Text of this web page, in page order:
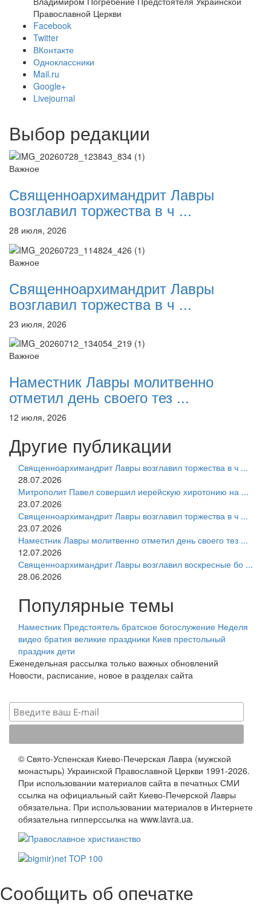
Православной Церкви
Facebook
Twitter
ВКонтакте
Одноклассники
Mail.ru
Google+
Livejournal
Выбор редакции
Важное
Священноархимандрит Лавры
возглавил торжества в ч ...
28 июля, 2026
Важное
Священноархимандрит Лавры
возглавил торжества в ч ...
23 июля, 2026
Важное
Наместник Лавры молитвенно
отметил день своего тез ...
12 июля, 2026
Другие публикации
Священноархимандрит Лавры возглавил торжества в ч ...
28.07.2026
Митрополит Павел совершил иерейскую хиротонию на ...
23.07.2026
Священноархимандрит Лавры возглавил торжества в ч ...
23.07.2026
Наместник Лавры молитвенно отметил день своего тез ...
12.07.2026
Священноархимандрит Лавры возглавил воскресные бо ...
28.06.2026
Популярные темы
Наместник Предстоятель братское богослужение Неделя
видео братия великие праздники Киев престольный
праздник дети
Еженедельная рассылка только важных обновлений
Новости, расписание, новое в разделах сайта
© Свято-Успенская Киево-Печерская Лавра (мужской
монастырь) Украинской Православной Церкви 1991-2026.
При использовании материалов сайта в печатных СМИ
ссылка на официальный сайт Киево-Печерской Лавры
обязательна. При использовании материалов в Интернете
обязательна гипперссылка на www.lavra.ua.
Сообщить об опечатке